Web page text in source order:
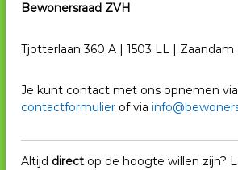
Bewonersraad ZVH
Tjotterlaan 360 A | 1503 LL | Zaandam
Je kunt contact met ons opnemen
contactformulier of via
Altijd direct op de hoogte willen zijn?